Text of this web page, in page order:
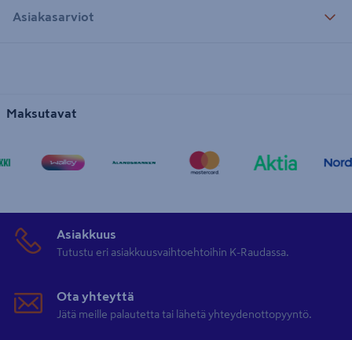
Asiakasarviot
Maksutavat
Asiakkuus
Tutustu eri asiakkuusvaihtoehtoihin K-Raudassa.
Ota yhteyttä
Jätä meille palautetta tai lähetä yhteydenottopyyntö.